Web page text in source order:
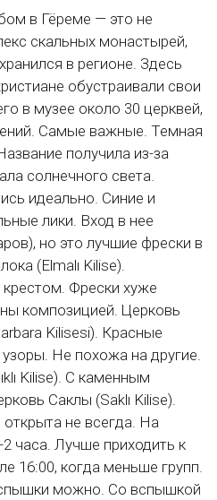
в Гёреме — это не
скальных монастырей,
в регионе. Здесь
обустраивали свои
в музее около 30 церквей,
Самые важные. Темная
получила из-за
солнечного света.
идеально. Синие и
лики. Вход в нее
но это лучшие фрески в
(Elmalı Kilise).
Фрески хуже
композицией. Церковь
Kilisesi). Красные
Не похожа на другие.
Kilise). С каменным
Саклы (Saklı Kilise).
не всегда. На
часа. Лучше приходить к
16:00, когда меньше групп.
можно. Со вспышкой